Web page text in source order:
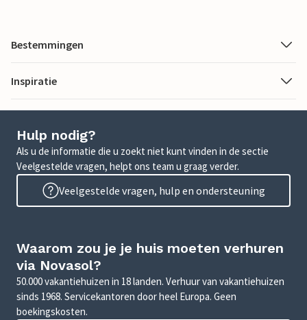
Bestemmingen
Inspiratie
Hulp nodig?
Als u de informatie die u zoekt niet kunt vinden in de sectie
Veelgestelde vragen, helpt ons team u graag verder.
Veelgestelde vragen, hulp en ondersteuning
Waarom zou je je huis moeten verhuren
via Novasol?
50.000 vakantiehuizen in 18 landen. Verhuur van vakantiehuizen
sinds 1968. Servicekantoren door heel Europa. Geen
boekingskosten.